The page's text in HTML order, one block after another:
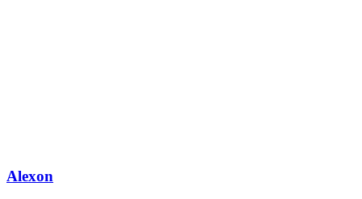
Alexon